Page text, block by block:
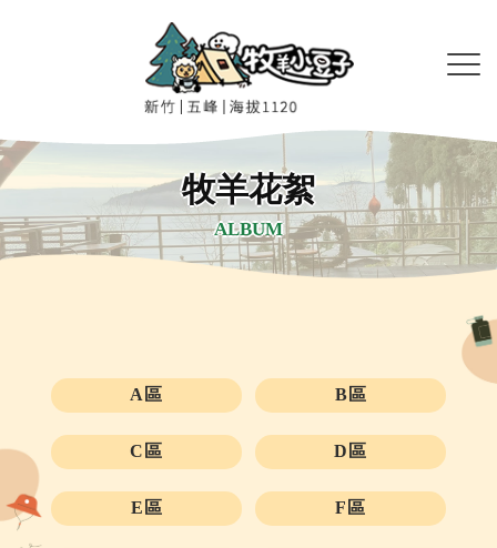
牧羊花絮
ALBUM
A區 B區
C區 D區
E區 F區